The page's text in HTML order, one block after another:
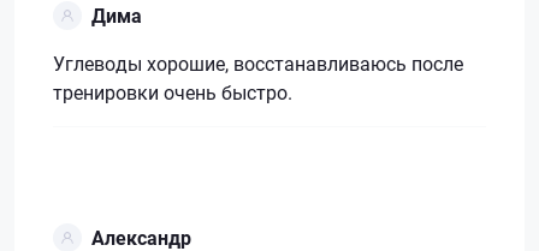
Дима
Углеводы хорошие, восстанавливаюсь после
тренировки очень быстро.
Александр